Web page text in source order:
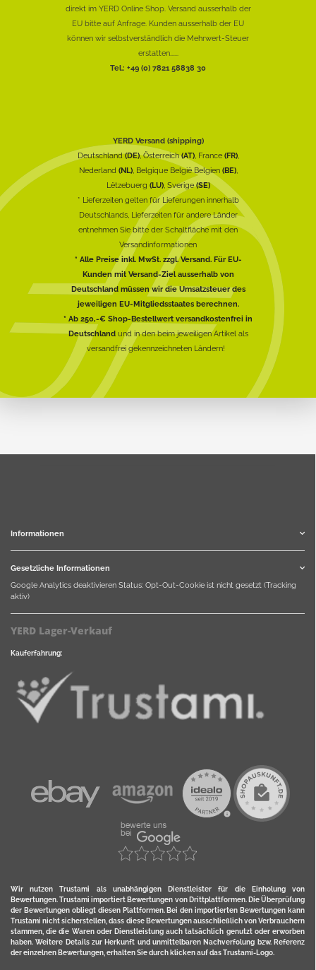
direkt im YERD Online Shop. Versand ausserhalb der
EU bitte auf Anfrage. Kunden ausserhalb der EU
können wir selbstverständlich die Mehrwert-Steuer
erstatten......
Tel.: +49 (0) 7821 58838 30
YERD Versand (shipping)
Deutschland(DE), Österreich(AT), France (FR),
Nederland (NL), Belgique België Belgien (BE),
Lëtzebuerg (LU), Sverige(SE)
* Lieferzeiten gelten für Lieferungen innerhalb
Deutschlands, Lieferzeiten für andere Länder
entnehmen Sie bitte der Schaltfläche mit den
Versandinformationen
* Alle Preise inkl. MwSt. zzgl. Versand. Für EU-
Kunden mit Versand-Ziel ausserhalb von
Deutschland müssen wir die Umsatzsteuer des
jeweiligen EU-Mitgliedsstaates berechnen.
* Ab 250,-€ Shop-Bestellwert versandkostenfrei in
Deutschlandund in den beim jeweiligen Artikel als
versandfrei gekennzeichneten Ländern!
Informationen
Gesetzliche Informationen
Google Analytics deaktivieren Status: Opt-Out-Cookie ist nicht gesetzt (Tracking
aktiv)
YERD Lager-Verkauf
Kauferfahrung:
Wir nutzen Trustami als unabhängigen Dienstleister für die Einholung von
Bewertungen. Trustami importiert Bewertungen von Drittplattformen. Die Überprüfung
der Bewertungen obliegt diesen Plattformen. Bei den importierten Bewertungen kann
Trustami nicht sicherstellen, dass diese Bewertungen ausschließlich von Verbrauchern
stammen, die die Waren oder Dienstleistung auch tatsächlich genutzt oder erworben
haben. Weitere Details zur Herkunft und unmittelbaren Nachverfolung bzw. Referenz
der einzelnen Bewertungen, erhalten Sie durch klicken auf das Trustami-Logo.